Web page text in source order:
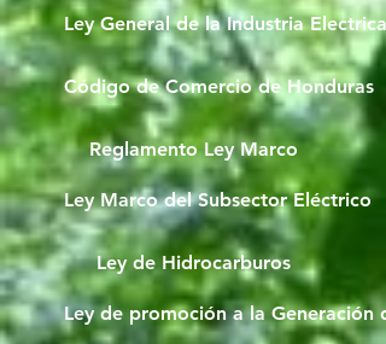
Ley General de la Industria
Código de Comercio de Honduras
Reglamento Ley Marco
Ley Marco del Subsector Eléctrico
Ley de Hidrocarburos
Ley de promoción a la Generación